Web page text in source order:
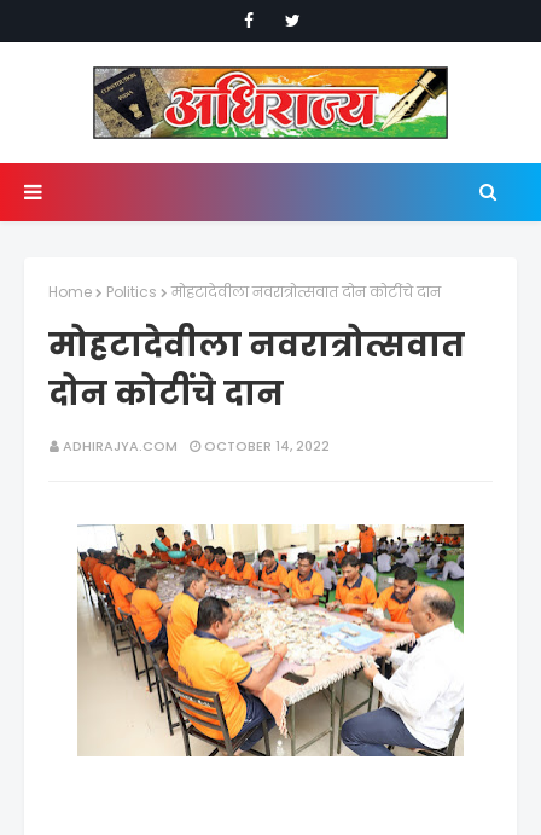
Home Politics मोहटादेवीला नवरात्रोत्सवात दोन कोटींचे दान
मोहटादेवीला नवरात्रोत्सवात
दोन कोटींचे दान
ADHIRAJYA.COM OCTOBER 14, 2022